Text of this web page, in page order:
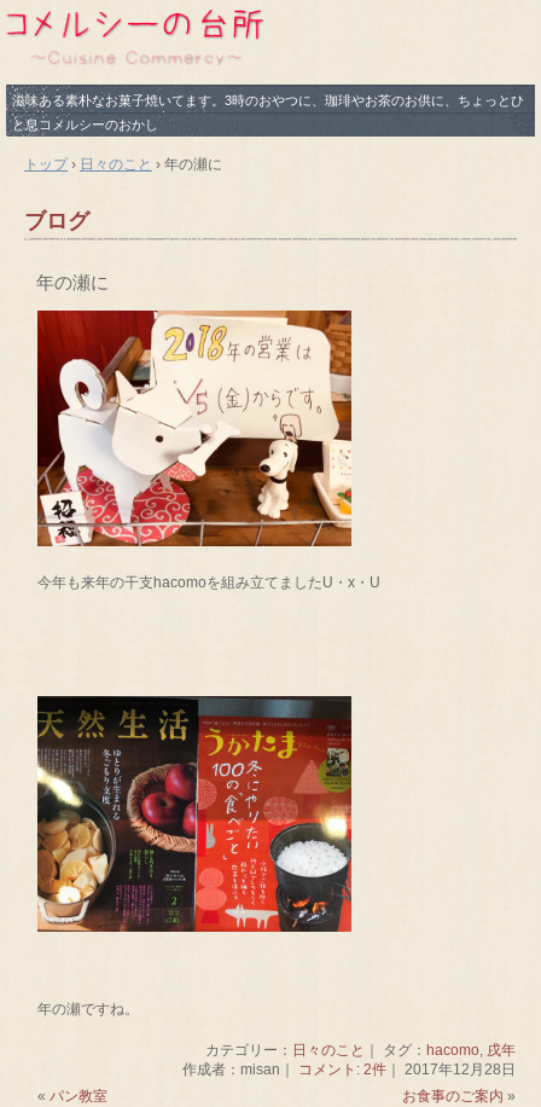
滋味ある素朴なお菓子焼いてます。3時のおやつに、珈琲やお茶のお供に、ちょっとひ
と息コメルシーのおかし
トップ› 日々のこと › 年の瀬に
ブログ
年の瀬に
今年も来年の干支hacomoを組み立てましたU・x・U
年の瀬ですね。
カテゴリー： 日々のこと ｜ タグ： hacomo, 戌年
作成者：misan｜
コメント: 2件｜ 2017年12月28日
«パン教室 お食事のご案内 »